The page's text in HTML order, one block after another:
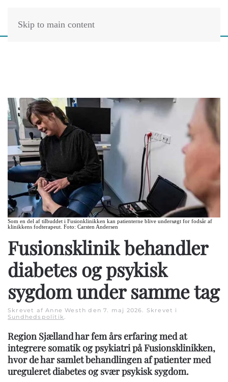
Skip to main content
Som en del af tilbuddet i Fusionklinikken kan patienterne blive undersøgt for fodsår af
klinikkens fodterapeut. Foto: Carsten Andersen
Fusionsklinik behandler
diabetes og psykisk
sygdom under samme tag
Skrevet af Anne Westh den7. maj 2026. Skrevet i
Sundhedspolitik.
Region Sjælland har fem års erfaring med at
integrere somatik og psykiatri på Fusionsklinikken,
hvor de har samlet behandlingen af patienter med
ureguleret diabetes og svær psykisk sygdom.